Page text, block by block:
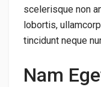
scelerisque non
lobortis,
tincidunt neque
Nam